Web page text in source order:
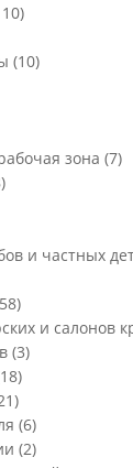
(10)
зона (7)
и частных
и салонов
(3)
(6)
(2)